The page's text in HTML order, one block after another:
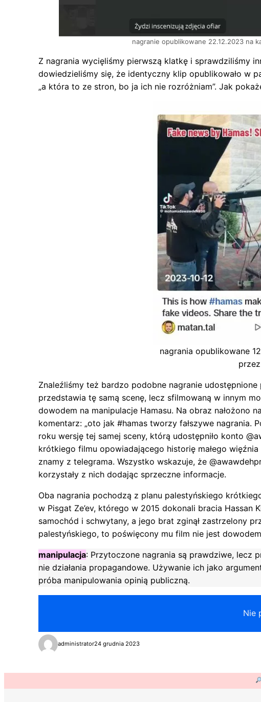
nagranie opublikowane 22.12.2023 na
Z nagrania wycięliśmy pierwszą klatkę i sprawdziliśmy
dowiedzieliśmy się, że identyczny klip opublikowało w
„a która to ze stron, bo ja ich nie rozróżniam”. Jak
nagrania opublikowane
Znaleźliśmy też bardzo podobne nagranie
przedstawia tę samą scenę, lecz sfilmowaną w innym
dowodem na manipulacje Hamasu. Na obraz nałożono
komentarz: „oto jak #hamas tworzy fałszywe nagrania.
roku wersję tej samej sceny, którą udostępniło konto
krótkiego filmu opowiadającego historię małego
znamy z telegrama. Wszystko wskazuje, że
korzystały z nich dodając sprzeczne informacje.
Oba nagrania pochodzą z planu palestyńskiego
w Pisgat Ze’ev, którego w 2015 dokonali bracia Hassan
samochód i schwytany, a jego brat zginął zastrzelony
palestyńskiego, to poświęcony mu film nie jest
manipulacja: Przytoczone nagrania są prawdziwe, lecz
nie działania propagandowe. Używanie ich jako
próba manipulowania opinią publiczną.
Nie
administrator24 grudnia 2023